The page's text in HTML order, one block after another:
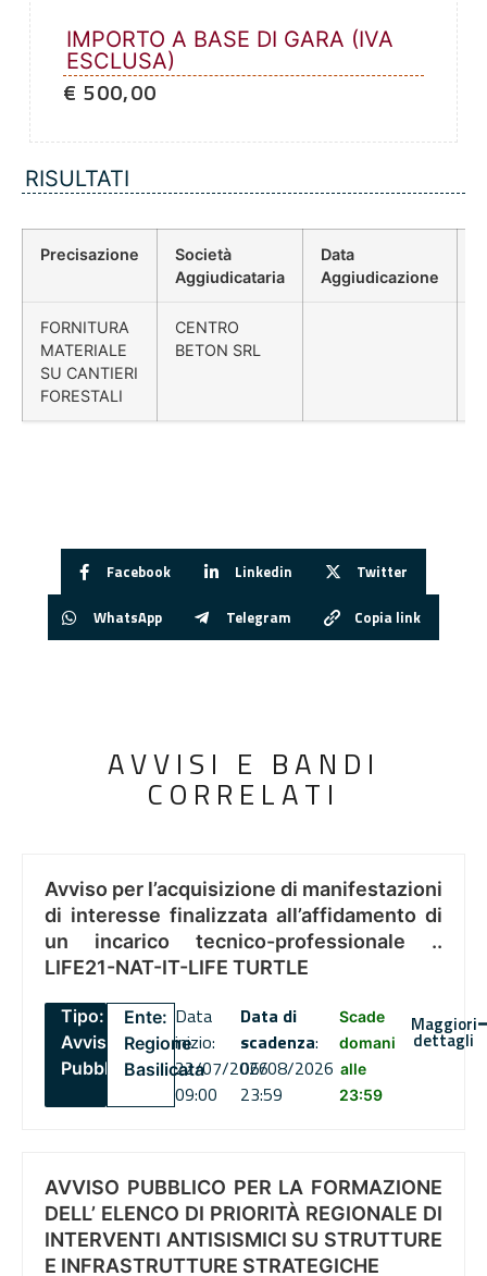
IMPORTO A BASE DI GARA (IVA
ESCLUSA)
€ 500,00
RISULTATI
Precisazione
Società
Aggiudicataria
Data
Aggiudicazione
FORNITURA
MATERIALE
SU CANTIERI
FORESTALI
CENTRO
BETON SRL
Facebook Linkedin Twitter
WhatsApp Telegram Copia link
AVVISI E BANDI
CORRELATI
Avviso per l’acquisizione di manifestazioni
di interesse finalizzata all’affidamento di
un incarico tecnico-professionale ..
LIFE21-NAT-IT-LIFE TURTLE
Tipo:
Avviso
Pubblico
Ente:
Regione
Basilicata
Data
inizio:
22/07/2026
09:00
Data di
scadenza:
06/08/2026
23:59
Scade
domani
alle
23:59
Maggiori
dettagli
AVVISO PUBBLICO PER LA FORMAZIONE
DELL’ ELENCO DI PRIORITÀ REGIONALE DI
INTERVENTI ANTISISMICI SU STRUTTURE
E INFRASTRUTTURE STRATEGICHE